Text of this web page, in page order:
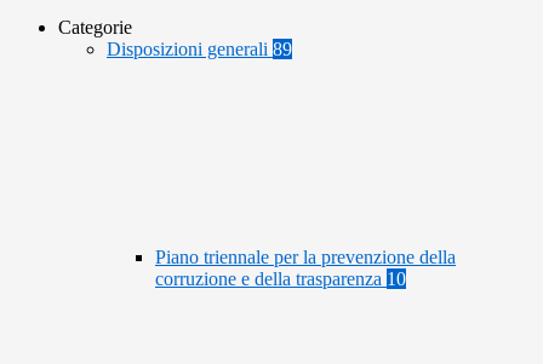
Categorie
Disposizioni generali 89
Piano triennale per la prevenzione della
corruzione e della trasparenza 10